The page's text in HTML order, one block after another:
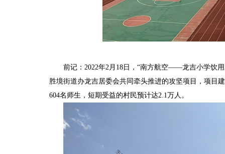
前记： 2022年2月18日，“南方航空——龙吉小学饮
胜境街道办龙吉居委会共同牵头推进的攻坚项目，项目
604名师生，短期受益的村民预计达2.1万人。